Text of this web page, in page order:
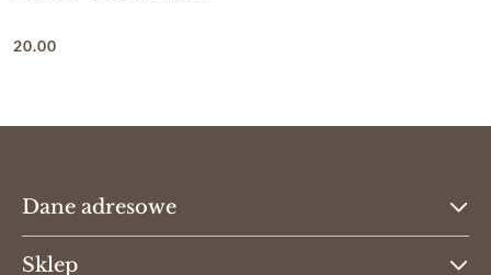
Cena:
20.00
Dane adresowe
Sklep